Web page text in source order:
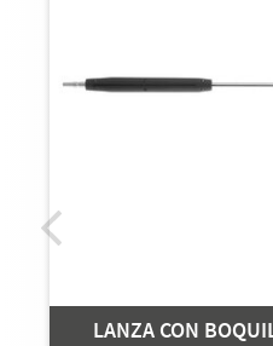
LANZA CON